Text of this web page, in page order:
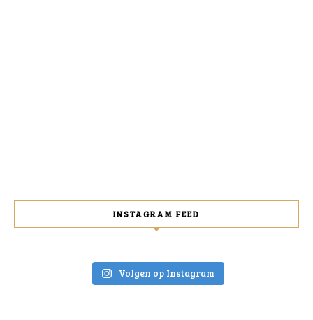
INSTAGRAM FEED
Volgen op Instagram